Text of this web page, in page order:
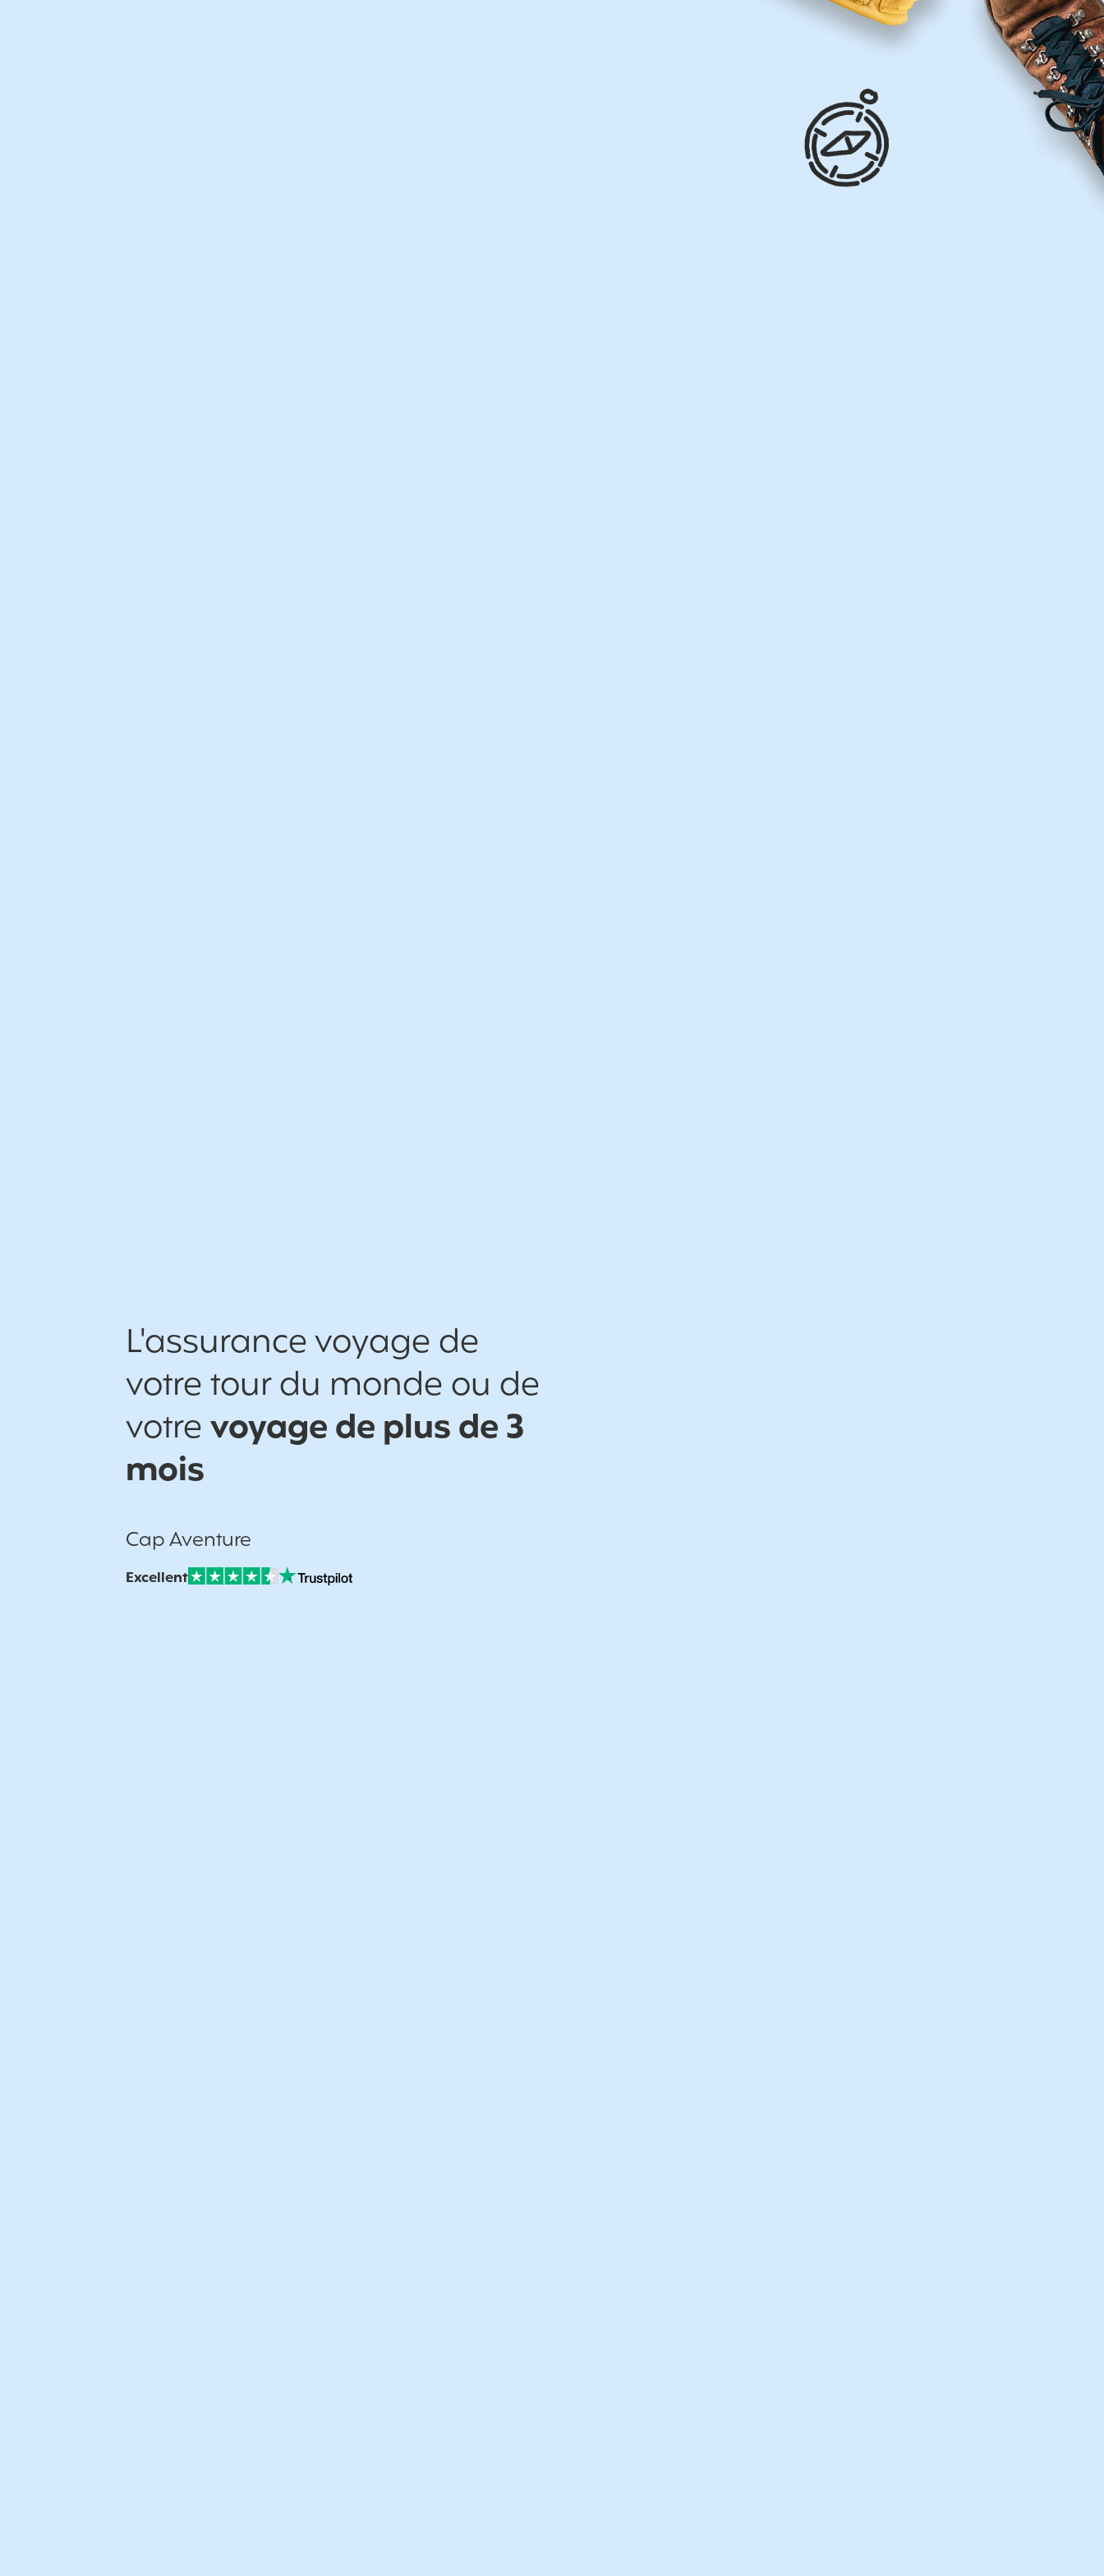
Cap Aventure
Note sur Avis vérifiés :
Excellent
L'assurance voyage de
votre tour du monde ou de
votrevoyage de plus de 3
mois